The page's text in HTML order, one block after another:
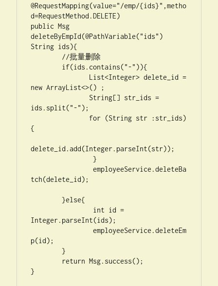
@RequestMapping(value="/emp/{ids}",metho
d=RequestMethod.DELETE)
public Msg
deleteByEmpId(@PathVariable("ids")
String ids){
new ArrayList<>() ;
ids.split("-");
{
delete_id.add(Integer.parseInt(str));
		}
		employeeService.deleteBa
tch(delete_id);
	}else{
Integer.parseInt(ids);
		employeeService.deleteEm
p(id);
	}
}